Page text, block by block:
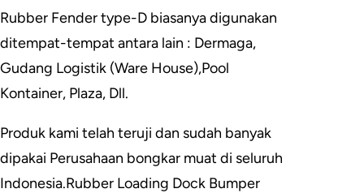
Rubber Fender type-D biasanya digunakan
ditempat-tempat antara lain : Dermaga,
Gudang Logistik (Ware House),Pool
Kontainer, Plaza, Dll.
Produk kami telah teruji dan sudah banyak
dipakai Perusahaan bongkar muat di seluruh
Indonesia.Rubber Loading Dock Bumper